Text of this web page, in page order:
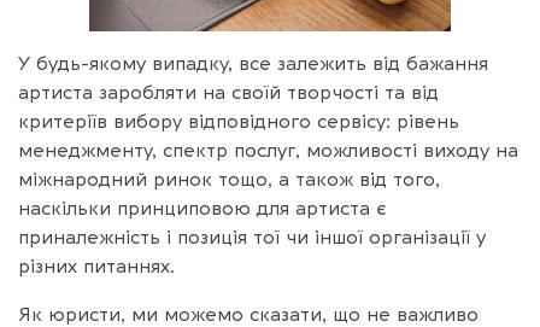
У будь-якому випадку, все залежить від бажання
артиста заробляти на своїй творчості та від
критеріїв вибору відповідного сервісу: рівень
менеджменту, спектр послуг, можливості виходу на
міжнародний ринок тощо, а також від того,
наскільки принциповою для артиста є
приналежність і позиція тої чи іншої організації у
різних питаннях.
Як юристи, ми можемо сказати, що не важливо